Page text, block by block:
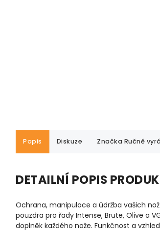
Popis Diskuze Značka Ručně
DETAILNÍ POPIS
Ochrana, manipulace a údržba vašich
pouzdra pro řady Intense, Brute, Olive a
doplněk každého nože. Funkčnost a